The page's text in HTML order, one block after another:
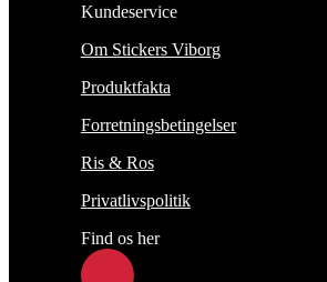
Kundeservice
Om Stickers Viborg
Produktfakta
Forretningsbetingelser
Ris & Ros
Privatlivspolitik
Find os her